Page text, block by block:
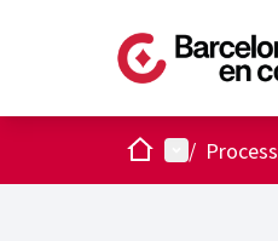
Inici Menú
/